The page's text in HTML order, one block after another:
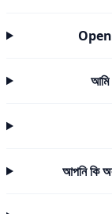
আমি
আপনি কি